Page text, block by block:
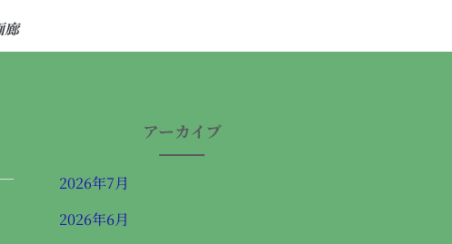
廊
アーカイブ
2026年7月
2026年6月